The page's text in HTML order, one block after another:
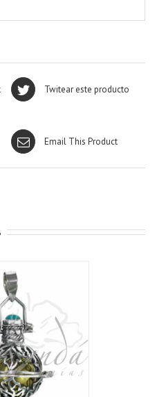
Twitear este producto
Email This Product